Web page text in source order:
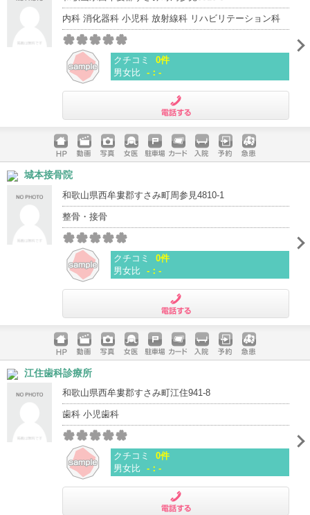
内科 消化器科 小児科 放射線科 リハビリテーション科
クチコミ
0件
男女比 -：-
ホームペ
ージ
動画 写真 女医 駐車場
クレジッ
入院 予約 急患
城本接骨院
和歌山県西牟婁郡すさみ町周参見4810-1
整骨・接骨
クチコミ
0件
男女比 -：-
ホームペ
ージ
動画 写真 女医 駐車場
クレジッ
入院 予約 急患
江住歯科診療所
和歌山県西牟婁郡すさみ町江住941-8
歯科 小児歯科
クチコミ
0件
男女比 -：-